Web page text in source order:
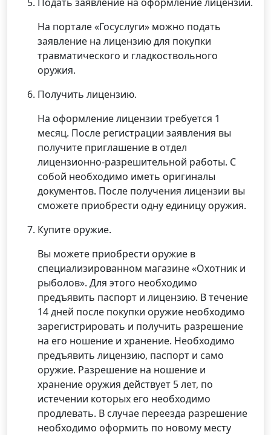
На портале «Госуслуги» можно подать
заявление на лицензию для покупки
травматического и гладкоствольного
оружия.
Получить лицензию.
На оформление лицензии требуется 1
месяц. После регистрации заявления вы
получите приглашение в отдел
лицензионно-разрешительной работы. С
собой необходимо иметь оригиналы
документов. После получения лицензии вы
сможете приобрести одну единицу оружия.
Купите оружие.
Вы можете приобрести оружие в
специализированном магазине «Охотник и
рыболов». Для этого необходимо
предъявить паспорт и лицензию. В течение
14 дней после покупки оружие необходимо
зарегистрировать и получить разрешение
на его ношение и хранение. Необходимо
предъявить лицензию, паспорт и само
оружие. Разрешение на ношение и
хранение оружия действует 5 лет, по
истечении которых его необходимо
продлевать. В случае переезда разрешение
необходимо оформить по новому месту